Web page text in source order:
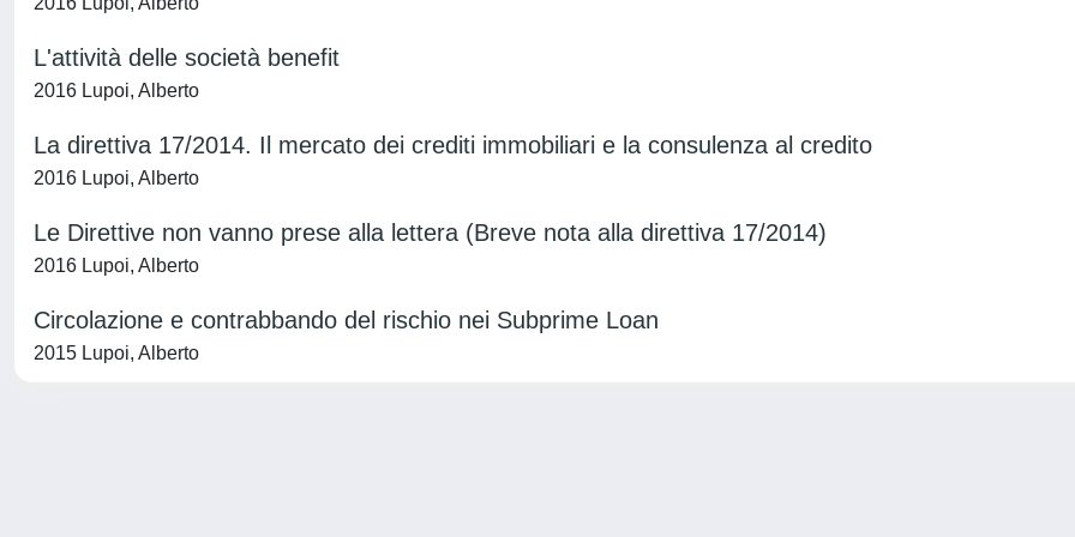
L'attività delle società benefit
2016 Lupoi, Alberto
La direttiva 17/2014. Il mercato dei crediti immobiliari e la consulenza al credito
2016 Lupoi, Alberto
Le Direttive non vanno prese alla lettera (Breve nota alla direttiva 17/2014)
2016 Lupoi, Alberto
Circolazione e contrabbando del rischio nei Subprime Loan
2015 Lupoi, Alberto